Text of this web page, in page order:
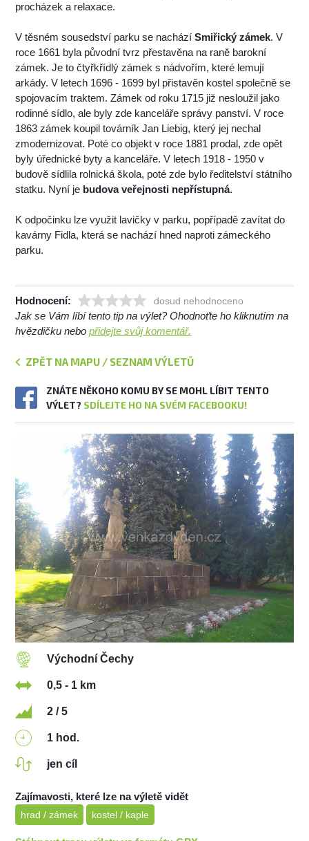
procházek a relaxace.
V těsném sousedství parku se nacházíSmiřický zámek. V
roce 1661 byla původní tvrz přestavěna na raně barokní
zámek. Je to čtyřkřídlý zámek s nádvořím, které lemují
arkády. V letech 1696 - 1699 byl přistavěn kostel společně se
spojovacím traktem. Zámek od roku 1715 již nesloužil jako
rodinné sídlo, ale byly zde kanceláře správy panství. V roce
1863 zámek koupil továrník Jan Liebig, který jej nechal
zmodernizovat. Poté co objekt v roce 1881 prodal, zde opět
byly úřednické byty a kanceláře. V letech 1918 - 1950 v
budově sídlila rolnická škola, poté zde bylo ředitelství státního
statku. Nyní je budova veřejnosti nepřístupná.
K odpočinku lze využit lavičky v parku, popřípadě zavítat do
kavárny Fidla, která se nachází hned naproti zámeckého
parku.
Hodnocení: dosud nehodnoceno
Jak se Vám líbí tento tip na výlet? Ohodnoťte ho kliknutím na
hvězdičku nebopřidejte svůj komentář.
ZPĚT NA MAPU / SEZNAM VÝLETŮ
ZNÁTE NĚKOHO KOMU BY SE MOHL LÍBIT TENTO
VÝLET? SDÍLEJTE HO NA SVÉM FACEBOOKU!
Východní Čechy
0,5 - 1 km
2 / 5
1 hod.
jen cíl
Zajímavosti, které lze na výletě vidět
hrad / zámek kostel / kaple